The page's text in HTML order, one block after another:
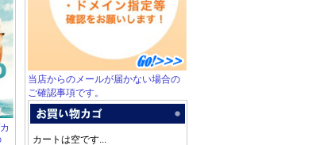
当店からのメールが届かない場合の
ご確認事項です。
カートは空です...